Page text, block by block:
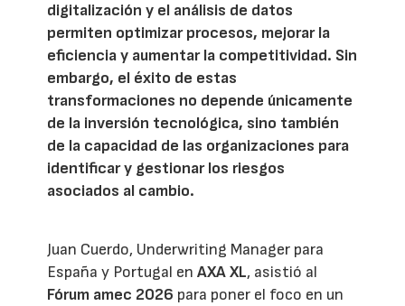
digitalización y el análisis de datos
permiten optimizar procesos, mejorar la
eficiencia y aumentar la competitividad. Sin
embargo, el éxito de estas
transformaciones no depende únicamente
de la inversión tecnológica, sino también
de la capacidad de las organizaciones para
identificar y gestionar los riesgos
asociados al cambio.
Juan Cuerdo, Underwriting Manager para
España y Portugal enAXA XL, asistió al
Fórum amec 2026 para poner el foco en un